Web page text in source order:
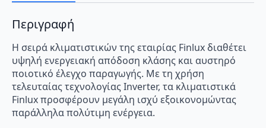
Περιγραφή
Η σειρά κλιματιστικών της εταιρίας Finlux διαθέτει
υψηλή ενεργειακή απόδοση κλάσης και αυστηρό
ποιοτικό έλεγχο παραγωγής. Με τη χρήση
τελευταίας τεχνολογίας Inverter, τα κλιματιστικά
Finlux προσφέρουν μεγάλη ισχύ εξοικονομώντας
παράλληλα πολύτιμη ενέργεια.